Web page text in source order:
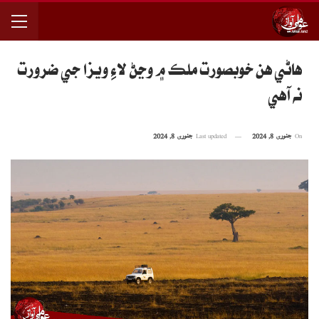
هاڻي هن خوبصورت ملڪ ۾ وڃڻ لاءِ ويزا جي ضرورت
نه آهي